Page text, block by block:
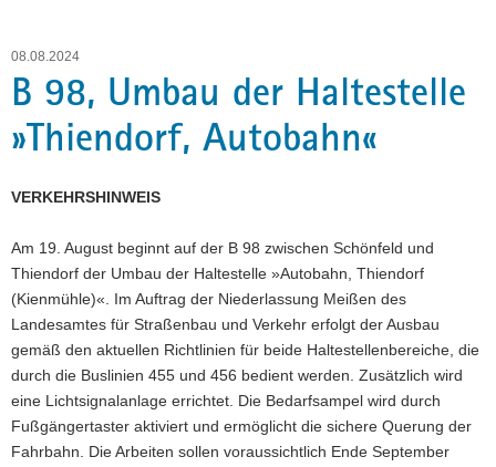
g
r
e
f
n
e
N
a
v
i
g
a
t
i
g
a
t
o
te
i
c
h
08.08.2024
B 98, Umbau der Haltestelle
»Thiendorf, Autobahn«
VERKEHRSHINWEIS
Am 19. August beginnt auf der B 98 zwischen Schönfeld und
Thiendorf der Umbau der Haltestelle »Autobahn, Thiendorf
(Kienmühle)«. Im Auftrag der Niederlassung Meißen des
Landesamtes für Straßenbau und Verkehr erfolgt der Ausbau
gemäß den aktuellen Richtlinien für beide Haltestellenbereiche, die
durch die Buslinien 455 und 456 bedient werden. Zusätzlich wird
eine Lichtsignalanlage errichtet. Die Bedarfsampel wird durch
Fußgängertaster aktiviert und ermöglicht die sichere Querung der
Fahrbahn. Die Arbeiten sollen voraussichtlich Ende September